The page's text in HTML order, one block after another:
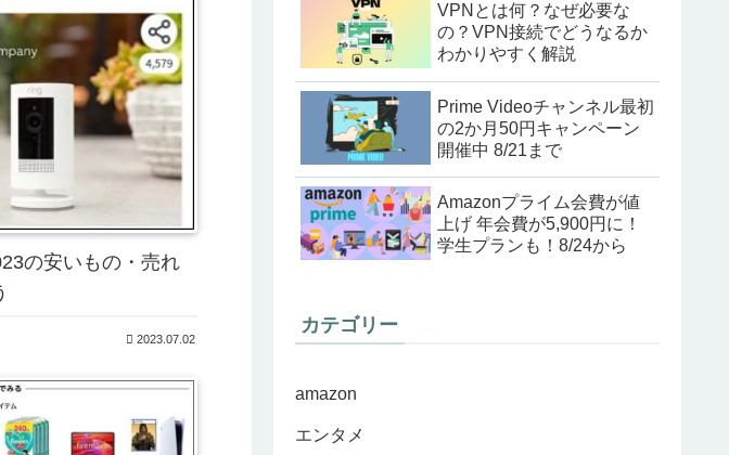
の安いもの・売れ
2023.07.02
VPNとは何？なぜ必要な
の？VPN接続でどうなるか
わかりやすく解説
Prime Videoチャンネル最初
の2か月50円キャンペーン
開催中 8/21まで
Amazonプライム会費が値
上げ 年会費が5,900円に！
学生プランも！8/24から
カテゴリー
amazon
エンタメ